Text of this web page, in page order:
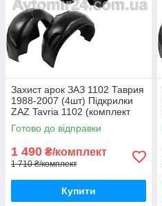
Захист арок ЗАЗ 1102 Таврия
1988-2007 (4шт) Підкрилки
ZAZ Tavria 1102 (комплект
4шт)
Готово до відправки
1 490 ₴/комплект
1 710 ₴/комплект
Купити